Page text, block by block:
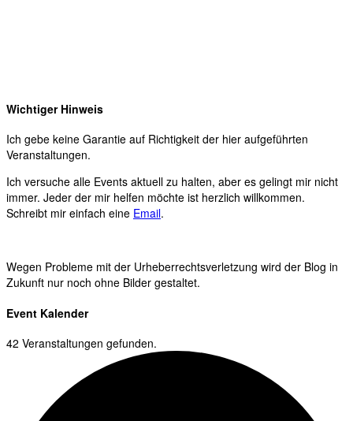
Wichtiger Hinweis
Ich gebe keine Garantie auf Richtigkeit der hier aufgeführten
Veranstaltungen.
Ich versuche alle Events aktuell zu halten, aber es gelingt mir nicht
immer. Jeder der mir helfen möchte ist herzlich willkommen.
Schreibt mir einfach eine Email.
Wegen Probleme mit der Urheberrechtsverletzung wird der Blog in
Zukunft nur noch ohne Bilder gestaltet.
Event Kalender
42 Veranstaltungen gefunden.